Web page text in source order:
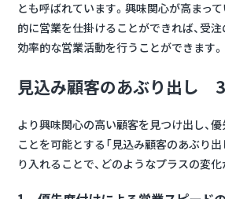
とも呼ばれています。興味関心が高まっ
的に営業を仕掛けることができれば、受注
効率的な営業活動を行うことができます。
見込み顧客のあぶり出し
より興味関心の高い顧客を見つけ出し、
ことを可能とする「見込み顧客のあぶり出
り入れることで、どのようなプラスの変化